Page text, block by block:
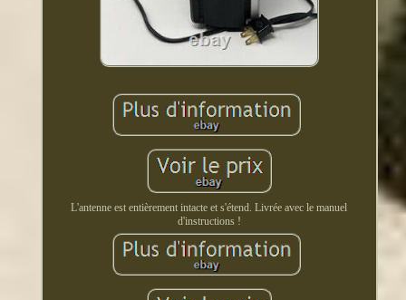
L'antenne est entièrement intacte et s'étend. Livrée avec le manuel
d'instructions !